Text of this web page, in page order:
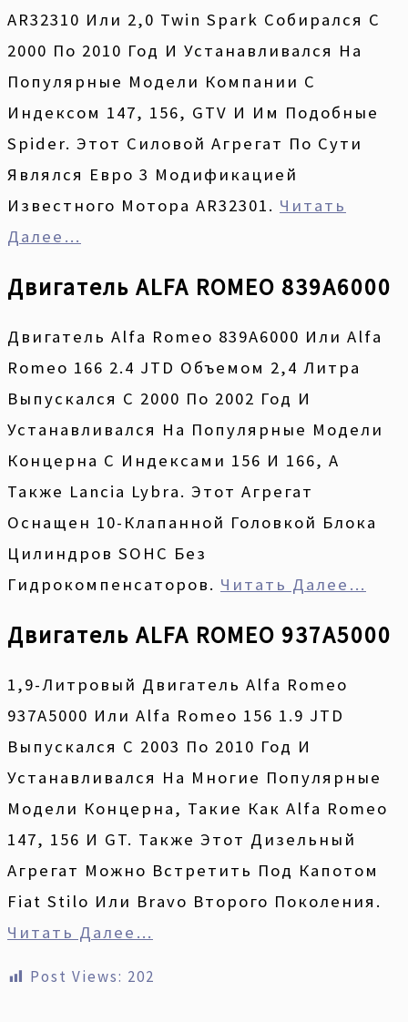
AR32310 Или 2,0 Twin Spark Собирался С
2000 По 2010 Год И Устанавливался На
Популярные Модели Компании С
Индексом 147, 156, GTV И Им Подобные
Spider. Этот Силовой Агрегат По Сути
Являлся Евро 3 Модификацией
Известного Мотора AR32301. Читать
Далее…
Двигатель ALFA ROMEO 839A6000
Двигатель Alfa Romeo 839A6000 Или Alfa
Romeo 166 2.4 JTD Объемом 2,4 Литра
Выпускался С 2000 По 2002 Год И
Устанавливался На Популярные Модели
Концерна С Индексами 156 И 166, А
Также Lancia Lybra. Этот Агрегат
Оснащен 10-Клапанной Головкой Блока
Цилиндров SOHC Без
Гидрокомпенсаторов. Читать Далее…
Двигатель ALFA ROMEO 937A5000
1,9-Литровый Двигатель Alfa Romeo
937A5000 Или Alfa Romeo 156 1.9 JTD
Выпускался С 2003 По 2010 Год И
Устанавливался На Многие Популярные
Модели Концерна, Такие Как Alfa Romeo
147, 156 И GT. Также Этот Дизельный
Агрегат Можно Встретить Под Капотом
Fiat Stilo Или Bravo Второго Поколения.
Читать Далее…
Post Views: 202